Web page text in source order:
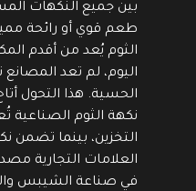
بين جميع النكهات
طعم قوي أو رائحة
الثوم يُعد من أقدم
اليوم، لم تعد
الحسية. هذا التحول
نكهة الثوم الصناعية
التخزين، بينما تضمن
العلامات التجارية
في صناعة الشيبس